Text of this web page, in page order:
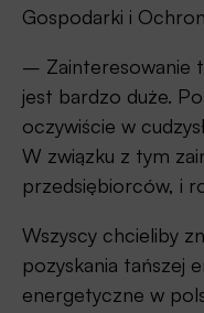
Gospodarki i
– Zainteresowanie
jest bardzo duże.
oczywiście w
W związku z tym
przedsiębiorców, i
Wszyscy chcieliby
pozyskania tańszej
energetyczne w